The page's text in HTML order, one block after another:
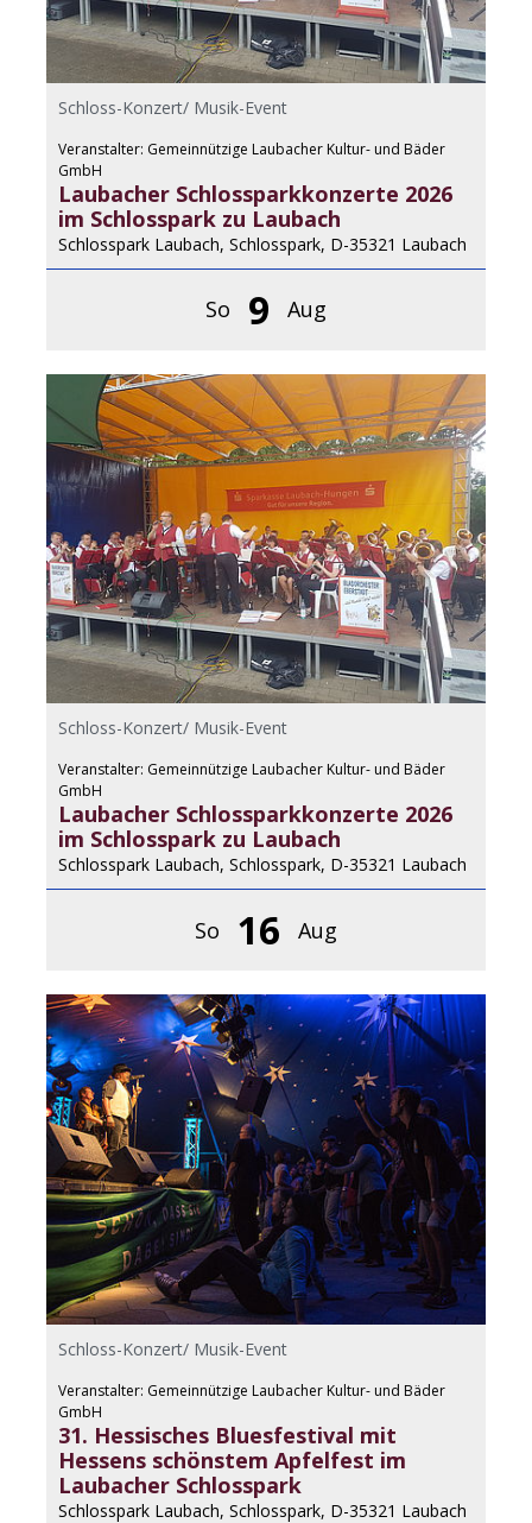
Schloss-Konzert/ Musik-Event
Veranstalter: Gemeinnützige Laubacher Kultur- und Bäder
GmbH
Laubacher Schlossparkkonzerte 2026
im Schlosspark zu Laubach
Schlosspark Laubach, Schlosspark, D-35321 Laubach
So 9 Aug
Schloss-Konzert/ Musik-Event
Veranstalter: Gemeinnützige Laubacher Kultur- und Bäder
GmbH
Laubacher Schlossparkkonzerte 2026
im Schlosspark zu Laubach
Schlosspark Laubach, Schlosspark, D-35321 Laubach
So 16 Aug
Schloss-Konzert/ Musik-Event
Veranstalter: Gemeinnützige Laubacher Kultur- und Bäder
GmbH
31. Hessisches Bluesfestival mit
Hessens schönstem Apfelfest im
Laubacher Schlosspark
Schlosspark Laubach, Schlosspark, D-35321 Laubach